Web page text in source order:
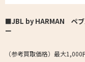
■JBL by HARMAN ペブ
ー
（参考買取価格）最大1,000